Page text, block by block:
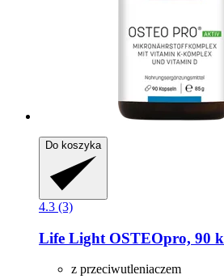
Do koszyka
4.3 (3)
Life Light OSTEOpro, 90
z przeciwutleniaczem